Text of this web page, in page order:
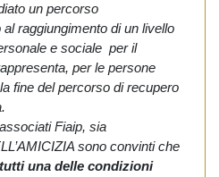
un percorso
raggiungimento di un livello
e sociale per il
per le persone
fine del percorso di recupero
Fiaip, sia
sono convinti che
una delle condizioni